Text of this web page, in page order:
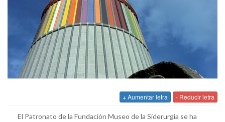
+ Aumentar letra - Reducir letra
El Patronato de la Fundación Museo de la Siderurgia se ha